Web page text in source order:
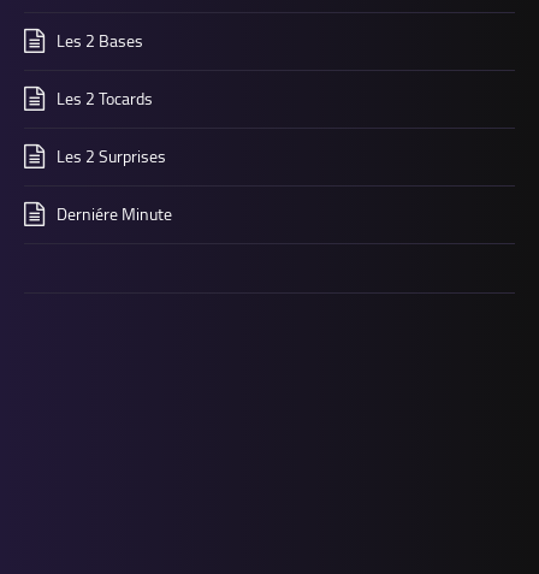
Les 2 Bases
Les 2 Tocards
Les 2 Surprises
Derniére Minute